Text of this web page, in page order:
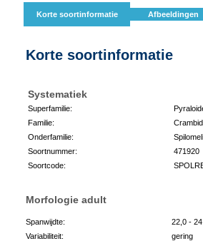
Korte soortinformatie Afbeeldingen
Korte soortinformatie
Systematiek
Superfamilie:
Familie:
Onderfamilie:
Soortnummer:
471920
Soortcode:
Morfologie adult
Spanwijdte:
22,0 -
Variabiliteit:
gering